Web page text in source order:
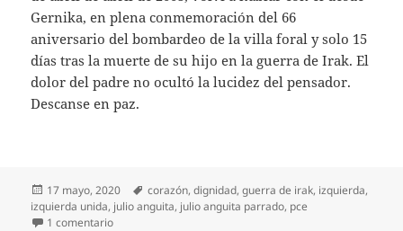
Gernika, en plena conmemoración del 66
aniversario del bombardeo de la villa foral y solo 15
días tras la muerte de su hijo en la guerra de Irak. El
dolor del padre no ocultó la lucidez del pensador.
Descanse en paz.
Publicado
el
17 mayo, 2020 Etiquetas
corazón,dignidad,guerra de irak, izquierda,
izquierda unida, julio anguita, julio anguita parrado, pce
1 comentarioen Diario del covid-19 (49)